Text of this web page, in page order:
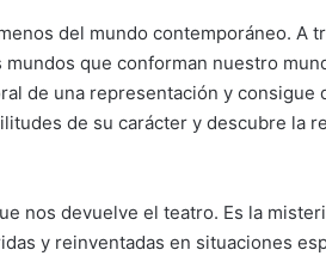
del mundo contemporáneo. A
que conforman nuestro
de una representación y
de su carácter y descubre la
nos devuelve el teatro. Es la
y reinventadas en situaciones